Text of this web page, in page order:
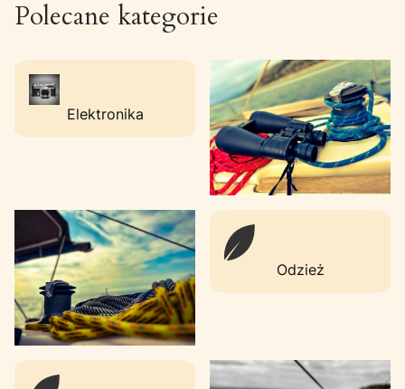
Polecane kategorie
Elektronika
Odzież